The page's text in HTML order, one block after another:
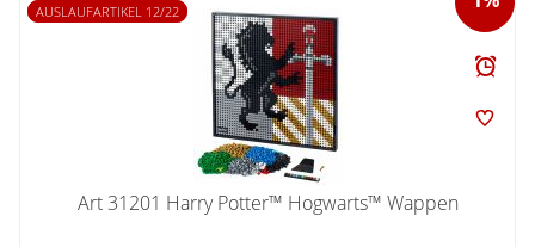
AUSLAUFARTIKEL 12/22
Art 31201 Harry Potter™ Hogwarts™ Wappen